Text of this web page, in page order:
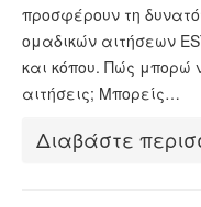
προσφέρουν τη
ομαδικών αιτήσεων
και κόπου. Πώς
αιτήσεις; Μπορείς…
Διαβάστε